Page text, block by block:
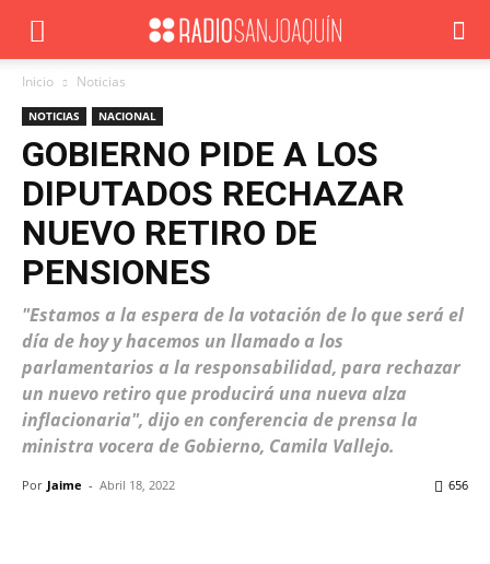
Inicio Noticias
NOTICIAS NACIONAL
GOBIERNO PIDE A LOS
DIPUTADOS RECHAZAR
NUEVO RETIRO DE
PENSIONES
"Estamos a la espera de la votación de lo que será el
día de hoy y hacemos un llamado a los
parlamentarios a la responsabilidad, para rechazar
un nuevo retiro que producirá una nueva alza
inflacionaria", dijo en conferencia de prensa la
ministra vocera de Gobierno, Camila Vallejo.
Por Jaime - Abril 18, 2022 656